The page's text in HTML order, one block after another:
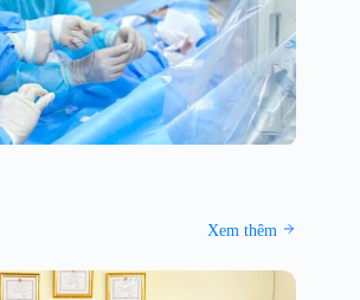
Xem thêm